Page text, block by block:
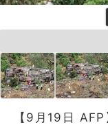
【9月19日